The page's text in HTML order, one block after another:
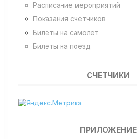
Расписание мероприятий
Показания счетчиков
Билеты на самолет
Билеты на поезд
СЧЕТЧИКИ
ПРИЛОЖЕНИЕ